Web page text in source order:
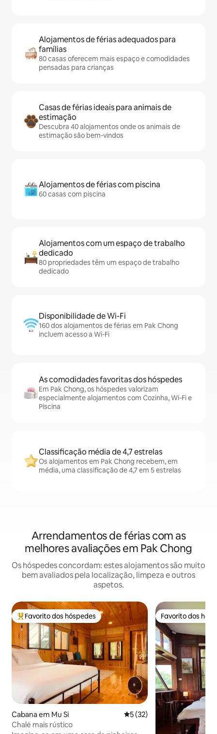
Alojamentos de férias adequados para
famílias
80 casas oferecem mais espaço e comodidades
pensadas para crianças
Casas de férias ideais para animais de
estimação
Descubra 40 alojamentos onde os animais de
estimação são bem-vindos
Alojamentos de férias com piscina
60 casas com piscina
Alojamentos com um espaço de trabalho
dedicado
80 propriedades têm um espaço de trabalho
dedicado
Disponibilidade de Wi-Fi
160 dos alojamentos de férias em Pak Chong
incluem acesso a Wi-Fi
As comodidades favoritas dos hóspedes
Em Pak Chong, os hóspedes valorizam
especialmente alojamentos com Cozinha, Wi-Fi e
Piscina
Classificação média de 4,7 estrelas
Os alojamentos em Pak Chong recebem, em
média, uma classificação de 4,7 em 5 estrelas
Arrendamentos de férias com as
melhores avaliações em Pak Chong
Os hóspedes concordam: estes alojamentos são muito
bem avaliados pela localização, limpeza e outros
aspetos.
Favoritos dos hóspedes mais apreciados
Favorito dos hóspedes
Cabana em Mu Si Classificação média de 5
5 (32)
Chalé mais rústico
Favorito dos
Favorito dos